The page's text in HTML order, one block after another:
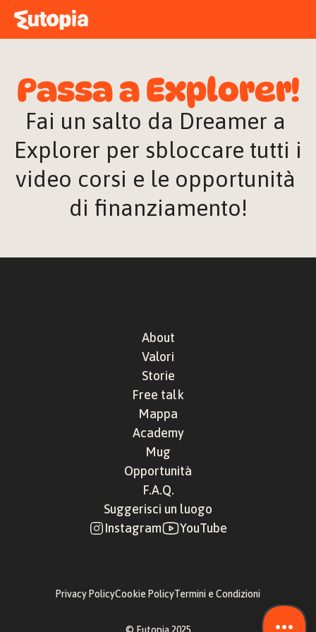
STORIE
FREE TALK
ACCEDI
Passa a Explorer!
Fai un salto da Dreamer a
Explorer per sbloccare tutti i
video corsi e le opportunità
di finanziamento!
About
Valori
Storie
Free talk
Mappa
Academy
Mug
Opportunità
F.A.Q.
Suggerisci un luogo
Instagram
YouTube
Privacy PolicyCookie PolicyTermini e Condizioni